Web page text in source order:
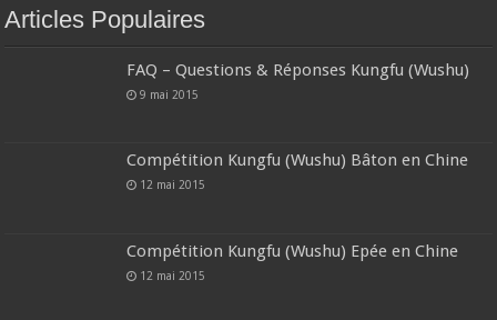
Articles Populaires
FAQ – Questions & Réponses Kungfu (Wushu)
9 mai 2015
Compétition Kungfu (Wushu) Bâton en Chine
12 mai 2015
Compétition Kungfu (Wushu) Epée en Chine
12 mai 2015